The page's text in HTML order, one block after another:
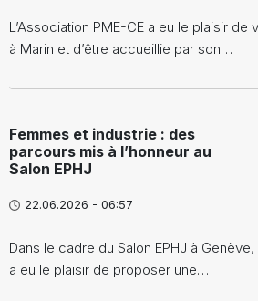
L’Association PME-CE a eu le plaisir
à Marin et d’être accueillie par son…
Femmes et industrie : des
parcours mis à l’honneur au
Salon EPHJ
22.06.2026 - 06:57
Dans le cadre du Salon EPHJ à
a eu le plaisir de proposer une…